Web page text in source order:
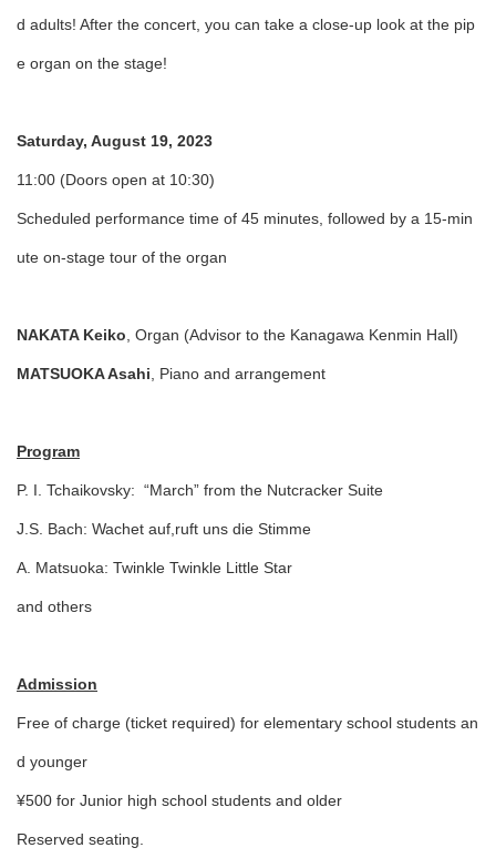
d adults! After the concert, you can take a close-up look at the pip
e organ on the stage!
Saturday, August 19, 2023
11:00 (Doors open at 10:30)
Scheduled performance time of 45 minutes, followed by a 15-min
ute on-stage tour of the organ
NAKATA Keiko , Organ (Advisor to the Kanagawa Kenmin Hall)
MATSUOKA Asahi , Piano and arrangement
Program
P. I. Tchaikovsky: “March” from the Nutcracker Suite
J.S. Bach: Wachet auf,ruft uns die Stimme
A. Matsuoka: Twinkle Twinkle Little Star
and others
Admission
Free of charge (ticket required) for elementary school students an
d younger
¥500 for Junior high school students and older
Reserved seating.